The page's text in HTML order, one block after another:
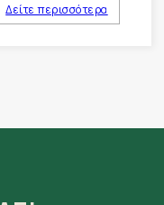
Δείτε περισσότερα